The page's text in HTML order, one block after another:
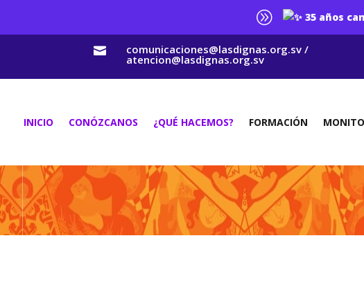
A 35 años
 comunicaciones@lasdignas.org.sv /
atencion@lasdignas.org.sv
INICIO CONÓZCANOS ¿QUÉ HACEMOS? FORMACIÓN